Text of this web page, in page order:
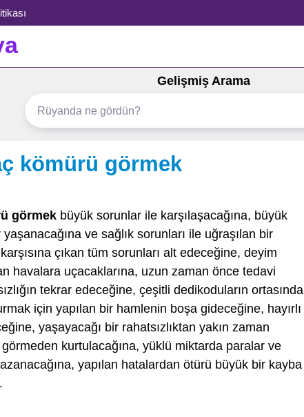
Gelişmiş Arama
kömürü görmek
görmek büyük sorunlar ile karşılaşacağına, büyük
yaşanacağına ve sağlık sorunları ile uğraşılan bir
çıkan tüm sorunları alt edeceğine, deyim
havalara uçacaklarına, uzun zaman önce tedavi
tekrar edeceğine, çeşitli dedikoduların ortasında
için yapılan bir hamlenin boşa gideceğine, hayırlı
yaşayacağı bir rahatsızlıktan yakın zaman
kurtulacağına, yüklü miktarda paralar ve
yapılan hatalardan ötürü büyük bir kayba